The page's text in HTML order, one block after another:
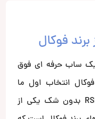
یک ساب حرفه ای فوق
انتخاب اول ما
نباشد؟ ساب ووفر مدل RSB300 بدون شک یکی از